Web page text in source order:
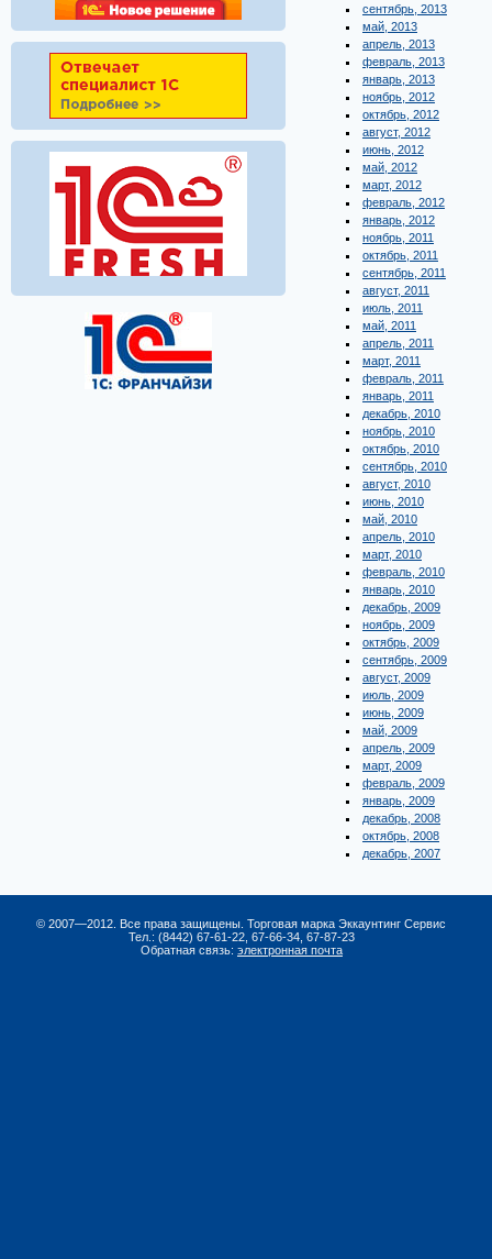
сентябрь, 2013
май, 2013
апрель, 2013
февраль, 2013
январь, 2013
ноябрь, 2012
октябрь, 2012
август, 2012
июнь, 2012
май, 2012
март, 2012
февраль, 2012
январь, 2012
ноябрь, 2011
октябрь, 2011
сентябрь, 2011
август, 2011
июль, 2011
май, 2011
апрель, 2011
март, 2011
февраль, 2011
январь, 2011
декабрь, 2010
ноябрь, 2010
октябрь, 2010
сентябрь, 2010
август, 2010
июнь, 2010
май, 2010
апрель, 2010
март, 2010
февраль, 2010
январь, 2010
декабрь, 2009
ноябрь, 2009
октябрь, 2009
сентябрь, 2009
август, 2009
июль, 2009
июнь, 2009
май, 2009
апрель, 2009
март, 2009
февраль, 2009
январь, 2009
декабрь, 2008
октябрь, 2008
декабрь, 2007
© 2007—2012. Все права защищены. Торговая марка Эккаунтинг Сервис
Тел.: (8442) 67-61-22, 67-66-34, 67-87-23
Обратная связь: электронная почта